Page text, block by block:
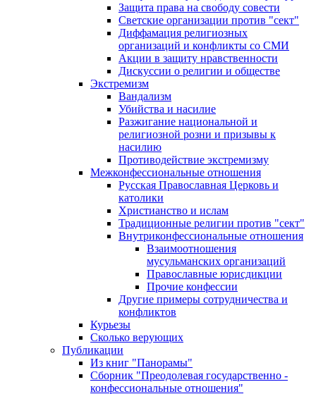
Защита права на свободу совести
Светские организации против "сект"
Диффамация религиозных
организаций и конфликты со СМИ
Акции в защиту нравственности
Дискуссии о религии и обществе
Экстремизм
Вандализм
Убийства и насилие
Разжигание национальной и
религиозной розни и призывы к
насилию
Противодействие экстремизму
Межконфессиональные отношения
Русская Православная Церковь и
католики
Христианство и ислам
Традиционные религии против "сект"
Внутриконфессиональные отношения
Взаимоотношения
мусульманских организаций
Православные юрисдикции
Прочие конфессии
Другие примеры сотрудничества и
конфликтов
Курьезы
Сколько верующих
Публикации
Из книг "Панорамы"
Сборник "Преодолевая государственно -
конфессиональные отношения"